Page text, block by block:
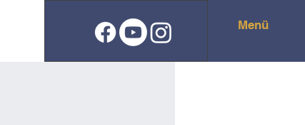
Menü